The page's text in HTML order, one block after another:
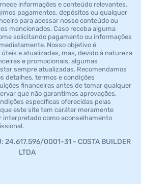
informações e conteúdo relevantes.
pagamentos, depósitos ou qualquer
para acessar nosso conteúdo ou
mencionados. Caso receba alguma
solicitando pagamento ou informações
Nosso objetivo é
e atualizadas, mas, devido à natureza
e promocionais, algumas
sempre atualizadas. Recomendamos
detalhes, termos e condições
financeiras antes de tomar qualquer
que não garantimos aprovações,
específicas oferecidas pelas
este site tem caráter meramente
interpretado como aconselhamento
0001-31 - COSTA BUILDER
LTDA